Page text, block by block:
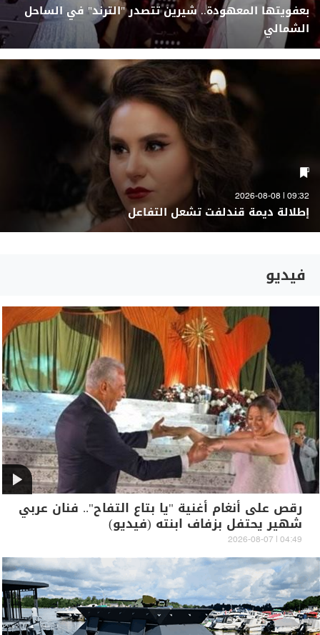
بعفويتها المعهودة.. شيرين تتصدر "الترند" في الساحل
الشمالي
09:32 | 2026-08-08
إطلالة ديمة قندلفت تشعل التفاعل
فيديو
رقص على أنغام أغنية "يا بتاع التفاح".. فنان عربي
شهير يحتفل بزفاف ابنته (فيديو)
04:49 | 2026-08-07